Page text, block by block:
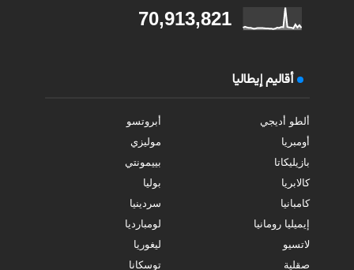
70,913,821
أقاليم إيطاليا
ألطو أديجي
أبروتسو
أومبريا
موليزي
بازيليكاتا
بييمونتي
كالابريا
بوليا
كامبانيا
سردينيا
إيميليا رومانيا
لومبارديا
لاتسيو
ليغوريا
صقلية
توسكانا